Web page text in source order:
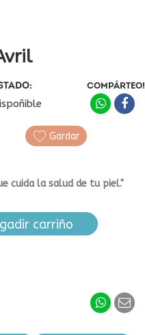
COMPÁRTEO!
Gardar
cuida la salud de tu piel."
carriño